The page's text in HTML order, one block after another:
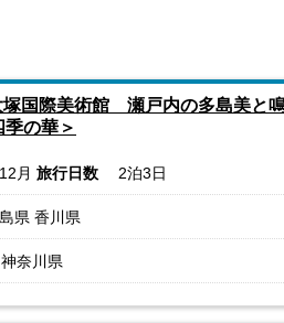
塚国際美術館 瀬戸内の多島美と
の華＞
月 旅行日数 2泊3日
県 香川県
奈川県